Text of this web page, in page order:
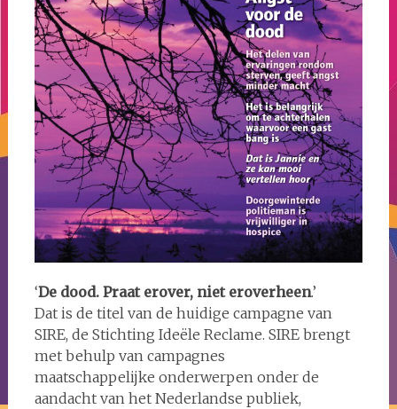
‘De dood. Praat erover, niet eroverheen.’
Dat is de titel van de huidige campagne van
SIRE, de Stichting Ideële Reclame. SIRE brengt
met behulp van campagnes
maatschappelijke onderwerpen onder de
aandacht van het Nederlandse publiek,